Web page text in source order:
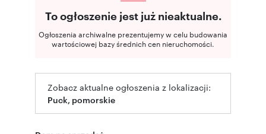
To ogłoszenie jest już nieaktualne.
Ogłoszenia archiwalne prezentujemy w celu budowania
wartościowej bazy średnich cen nieruchomości.
Zobacz aktualne ogłoszenia z lokalizacji:
Puck, pomorskie